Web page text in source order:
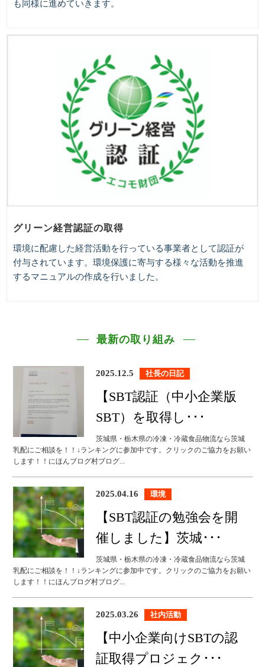
も同様に進めていきます。
グリーン経営認証の取得
環境に配慮した経営活動を行っている事業者として認証が
付与されています。環境保護に寄与する様々な活動を推進
するマニュアルの作成を行いました。
最新の取り組み
2025.12.5 社長の日記
【SBT認証（中小企業版
SBT）を取得し･･･
茨城県・栃木県の冷凍・冷蔵食品物流なら茨城
乳配にご相談を！！↓ランキングに参加中です。クリックのご協力をお願い
します！！にほんブログ村ブログ...
2025.04.16 環境
【SBT認証の勉強会を開
催しました】茨城･･･
茨城県・栃木県の冷凍・冷蔵食品物流なら茨城
乳配にご相談を！！↓ランキングに参加中です。クリックのご協力をお願い
します！！にほんブログ村ブログ...
2025.03.26 社内活動
【中小企業向けSBTの認
証取得プロジェク･･･